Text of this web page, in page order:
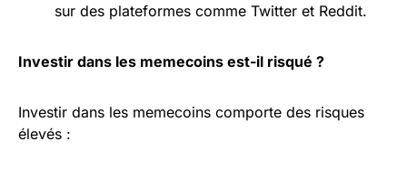
sur des plateformes comme Twitter et Reddit.
Investir dans les memecoins est-il risqué ?
Investir dans les memecoins comporte des risques
élevés :